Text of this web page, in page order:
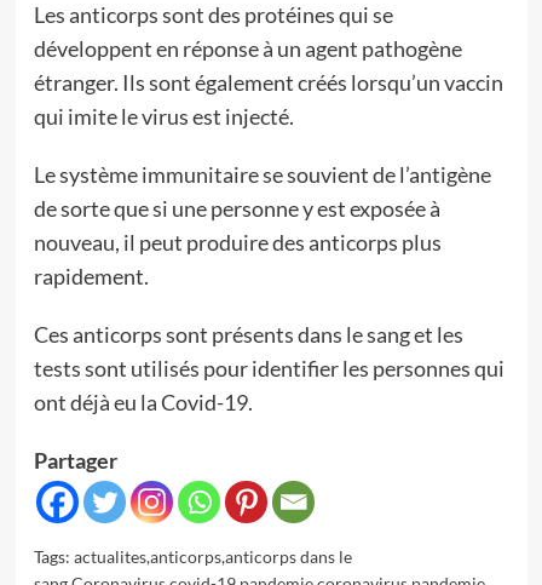
Les anticorps sont des protéines qui se
développent en réponse à un agent pathogène
étranger. Ils sont également créés lorsqu’un vaccin
qui imite le virus est injecté.
Le système immunitaire se souvient de l’antigène
de sorte que si une personne y est exposée à
nouveau, il peut produire des anticorps plus
rapidement.
Ces anticorps sont présents dans le sang et les
tests sont utilisés pour identifier les personnes qui
ont déjà eu la Covid-19.
Partager
Tags: actualites,anticorps,anticorps dans le